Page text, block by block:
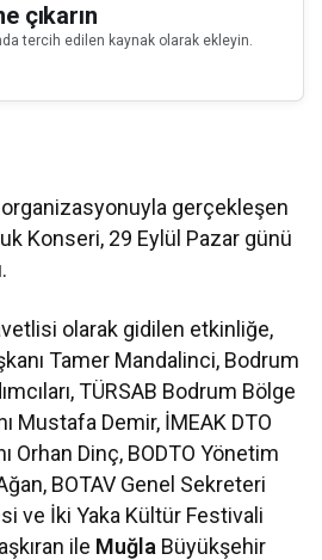
çıkarın
tercih edilen kaynak olarak ekleyin.
gerçekleşen
Konseri, 29 Eylül Pazar günü
olarak gidilen etkinliğe,
Tamer Mandalinci, Bodrum
TÜRSAB Bodrum Bölge
Mustafa Demir, İMEAK DTO
Orhan Dinç, BODTO Yönetim
BOTAV Genel Sekreteri
ve İki Yaka Kültür Festivali
ile Muğla Büyükşehir